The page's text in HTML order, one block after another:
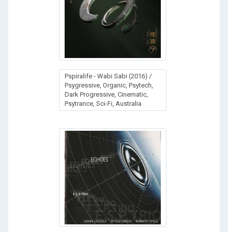
Pspiralife - Wabi Sabi (2016) /
Psygressive, Organic, Psytech,
Dark Progressive, Cinematic,
Psytrance, Sci-Fi, Australia